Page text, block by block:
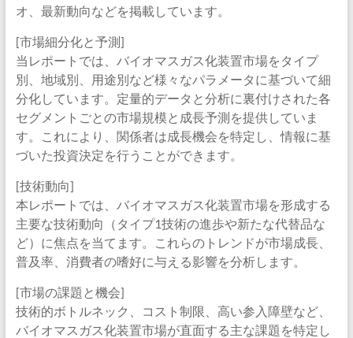
オ、最新動向などを掲載しています。
[市場細分化と予測]
当レポートでは、バイオマスガス化装置市場をタイプ
別、地域別、用途別など様々なパラメータに基づいて細
分化しています。定量的データと分析に裏付けされた各
セグメントごとの市場規模と成長予測を提供していま
す。これにより、関係者は成長機会を特定し、情報に基
づいた投資決定を行うことができます。
[技術動向]
本レポートでは、バイオマスガス化装置市場を形成する
主要な技術動向（タイプ1技術の進歩や新たな代替品な
ど）に焦点を当てます。これらのトレンドが市場成長、
普及率、消費者の嗜好に与える影響を分析します。
[市場の課題と機会]
技術的ボトルネック、コスト制限、高い参入障壁など、
バイオマスガス化装置市場が直面する主な課題を特定し